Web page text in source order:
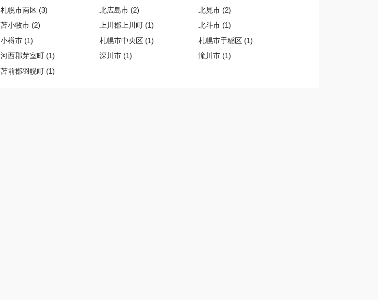
札幌市南区 (3) 北広島市 (2)
北見市 (2)
苫小牧市 (2) 上川郡上川町 (1)
北斗市 (1)
小樽市 (1) 札幌市中央区 (1)
札幌市手稲区 (1)
河西郡芽室町 (1) 深川市 (1)
滝川市 (1)
苫前郡羽幌町 (1)